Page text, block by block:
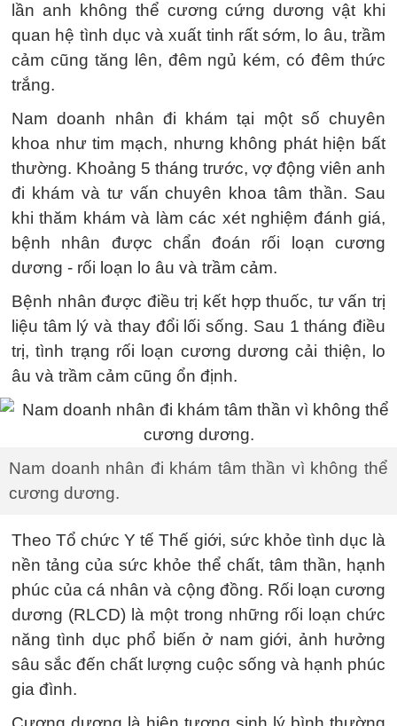
lần anh không thể cương cứng dương vật khi
quan hệ tình dục và xuất tinh rất sớm, lo âu, trầm
cảm cũng tăng lên, đêm ngủ kém, có đêm thức
trắng.
Nam doanh nhân đi khám tại một số chuyên
khoa như tim mạch, nhưng không phát hiện bất
thường. Khoảng 5 tháng trước, vợ động viên anh
đi khám và tư vấn chuyên khoa tâm thần. Sau
khi thăm khám và làm các xét nghiệm đánh giá,
bệnh nhân được chẩn đoán rối loạn cương
dương - rối loạn lo âu và trầm cảm.
Bệnh nhân được điều trị kết hợp thuốc, tư vấn trị
liệu tâm lý và thay đổi lối sống. Sau 1 tháng điều
trị, tình trạng rối loạn cương dương cải thiện, lo
âu và trầm cảm cũng ổn định.
Nam doanh nhân đi khám tâm thần vì không thể
cương dương.
Theo Tổ chức Y tế Thế giới, sức khỏe tình dục là
nền tảng của sức khỏe thể chất, tâm thần, hạnh
phúc của cá nhân và cộng đồng. Rối loạn cương
dương (RLCD) là một trong những rối loạn chức
năng tình dục phổ biến ở nam giới, ảnh hưởng
sâu sắc đến chất lượng cuộc sống và hạnh phúc
gia đình.